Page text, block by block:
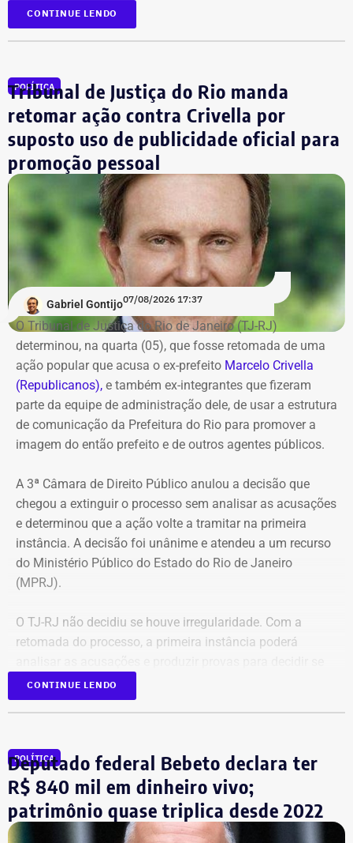
Candidato
Bebeto
Dr. Luizinho
R$ 150.000,00
Leniel Borel
R$ 104.500,00
*Valor correspondente à soma de R$ 122.642,00 em espécie
convertidos de dólar e R$ 88.000,00 em reais declarados em dinheiro
Os dados são públicos e ficam disponíveis para consulta
no sistema DivulgaCandContas, do TSE.
CONTINUE LENDO
POLÍTICA
Tribunal de Justiça do Rio manda
retomar ação contra Crivella por
suposto uso de publicidade oficial para
promoção pessoal
Gabriel Gontijo07/08/2026 17:37
O Tribunal de Justiça do Rio de Janeiro (TJ-RJ)
determinou, na quarta (05), que fosse retomada de uma
ação popular que acusa o ex-prefeito Marcelo Crivella
(Republicanos), e também ex-integrantes que fizeram
parte da equipe de administração dele, de usar a estrutura
de comunicação da Prefeitura do Rio para promover a
imagem do então prefeito e de outros agentes públicos.
A 3ª Câmara de Direito Público anulou a decisão que
chegou a extinguir o processo sem analisar as acusações
e determinou que a ação volte a tramitar na primeira
instância. A decisão foi unânime e atendeu a um recurso
do Ministério Público do Estado do Rio de Janeiro
(MPRJ).
O TJ-RJ não decidiu se houve irregularidade. Com a
retomada do processo, a primeira instância poderá
houve uso indevido da publicidade oficial.
A ação popular, apresentada pelo advogado Fernando
Lyra Reis, aléga que a gestão Crivella usou perfis oficiais
da prefeitura em redes sociais, no Diário Oficial do
Município e em outros canais institucionais para divulgar
CONTINUE LENDO
POLÍTICA
Deputado federal Bebeto declara ter
R$ 840 mil em dinheiro vivo;
patrimônio quase triplica desde 2022